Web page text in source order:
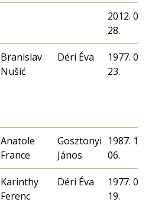
2012. 05.
28.
Branislav
Nušić
Déri Éva
1977. 05.
23.
Anatole
France
Gosztonyi
János
1987. 12.
06.
Karinthy
Ferenc
Déri Éva
1977. 09.
19.